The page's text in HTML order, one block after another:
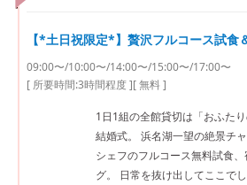
【*土日祝限定*】贅沢フルコース試食
09:00〜/10:00〜/14:00〜/15:00〜/17:00〜
[ 所要時間:3時間程度][ 無料 ]
1日1組の全館貸切は「おふた
結婚式。 浜名湖一望の絶景チ
シェフのフルコース無料試食
グ。 日常を抜け出してここで